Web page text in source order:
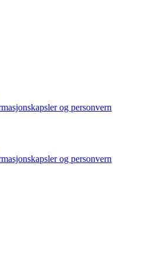
og personvern
og personvern